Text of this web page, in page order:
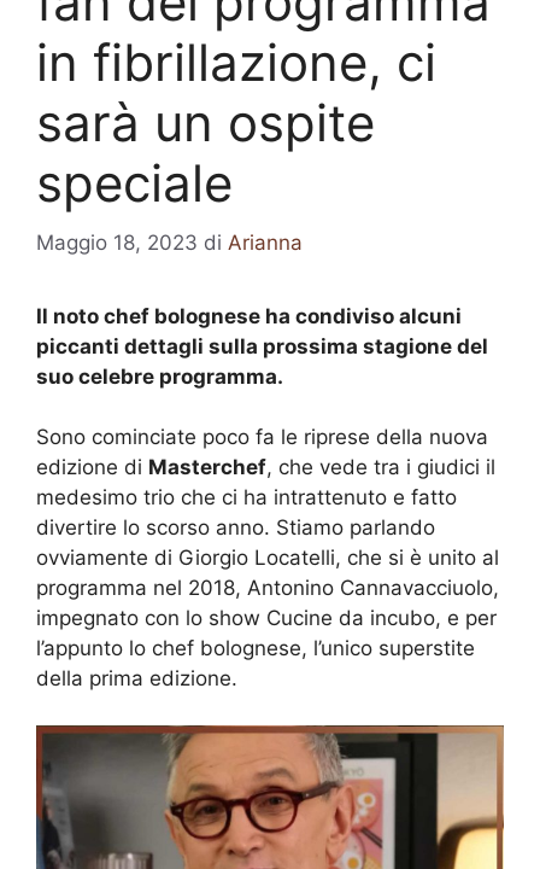
in fibrillazione, ci
sarà un ospite
speciale
Maggio 18, 2023 di Arianna
Il noto chef bolognese ha condiviso alcuni
piccanti dettagli sulla prossima stagione del
suo celebre programma.
Sono cominciate poco fa le riprese della nuova
edizione di Masterchef, che vede tra i giudici il
medesimo trio che ci ha intrattenuto e fatto
divertire lo scorso anno. Stiamo parlando
ovviamente di Giorgio Locatelli, che si è unito al
programma nel 2018, Antonino Cannavacciuolo,
impegnato con lo show Cucine da incubo, e per
l’appunto lo chef bolognese, l’unico superstite
della prima edizione.